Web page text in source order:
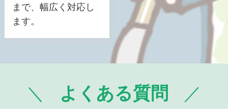
まで、幅広く対応し
ます。
よくある質問